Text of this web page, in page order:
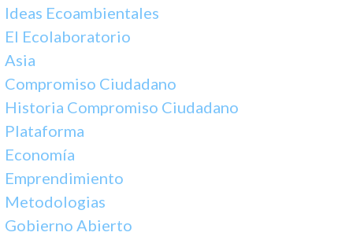
Ideas Ecoambientales
El Ecolaboratorio
Asia
Compromiso Ciudadano
Historia Compromiso Ciudadano
Plataforma
Economía
Emprendimiento
Metodologias
Gobierno Abierto